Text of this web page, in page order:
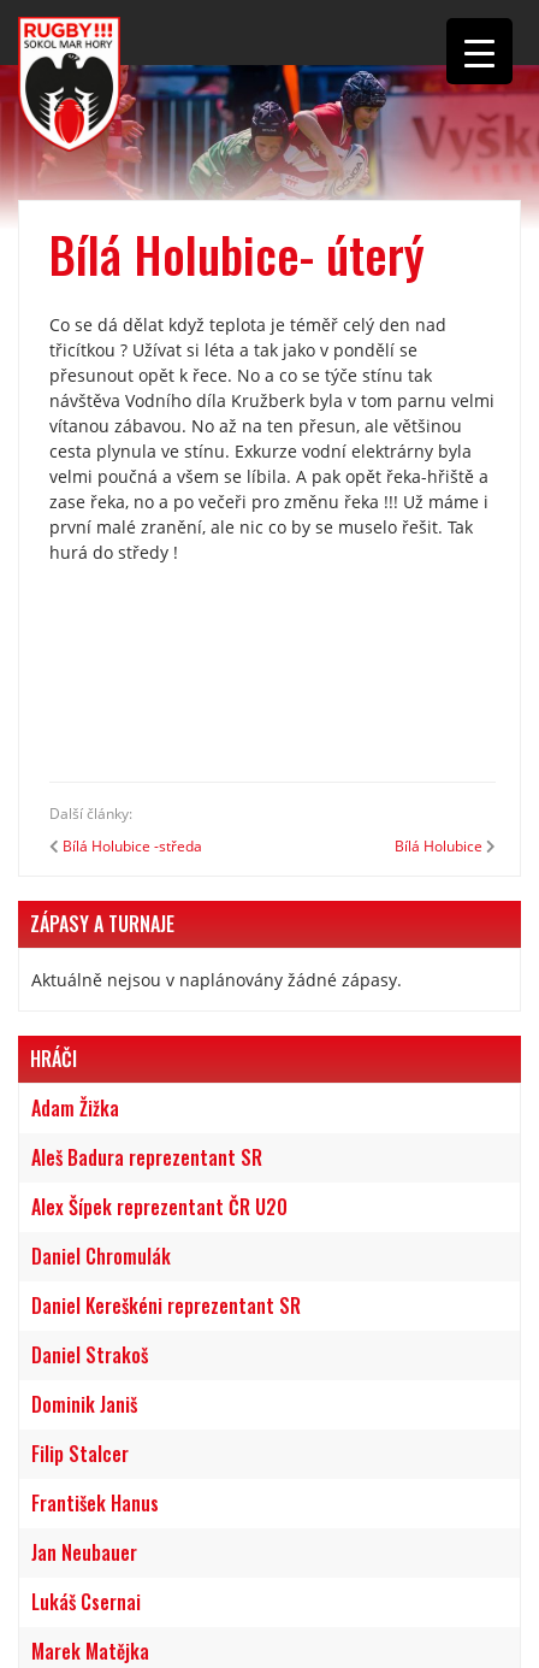
Bílá Holubice- úterý
Co se dá dělat když teplota je téměř celý den nad
třicítkou ? Užívat si léta a tak jako v pondělí se
přesunout opět k řece. No a co se týče stínu tak
návštěva Vodního díla Kružberk byla v tom parnu velmi
vítanou zábavou. No až na ten přesun, ale většinou
cesta plynula ve stínu. Exkurze vodní elektrárny byla
velmi poučná a všem se líbila. A pak opět řeka-hřiště a
zase řeka, no a po večeři pro změnu řeka !!! Už máme i
první malé zranění, ale nic co by se muselo řešit. Tak
hurá do středy !
Další články:
Bílá Holubice -středa
Bílá Holubice
ZÁPASY A TURNAJE
Aktuálně nejsou v naplánovány žádné zápasy.
HRÁČI
Adam Žižka
Aleš Badura reprezentant SR
Alex Šípek reprezentant ČR U20
Daniel Chromulák
Daniel Kereškéni reprezentant SR
Daniel Strakoš
Dominik Janiš
Filip Stalcer
František Hanus
Jan Neubauer
Lukáš Csernai
Marek Matějka